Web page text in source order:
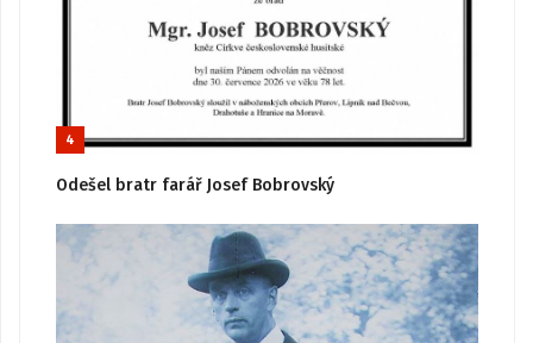
4
Odešel bratr farář Josef Bobrovský